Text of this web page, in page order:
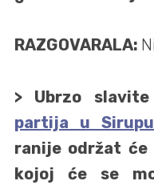
RAZGOVARALA:
> Ubrzo
partija u Sirupu
ranije održat će
kojoj će se